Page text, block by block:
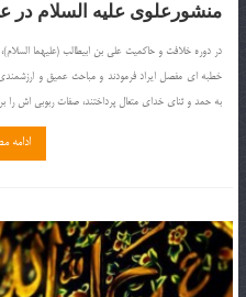
منشورعلوی علیه السلام در
در دوره خلافت و حاکمیت علی بن ابیطالب (علیهما
خطبه ای مفصل ایراد فرمودند و مباحث عمیق و
به حمد و ثنای خدای متعال پرداختند، صفات ربوبی اش را
ادامه